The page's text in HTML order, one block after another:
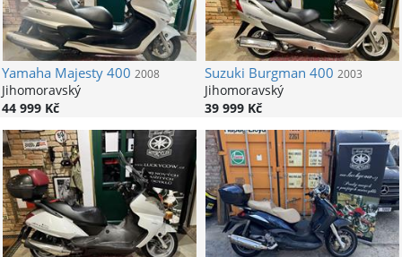
YamahaMajesty 400 2008
Jihomoravský
44 999 Kč
Suzuki Burgman 400 2003
Jihomoravský
39 999 Kč